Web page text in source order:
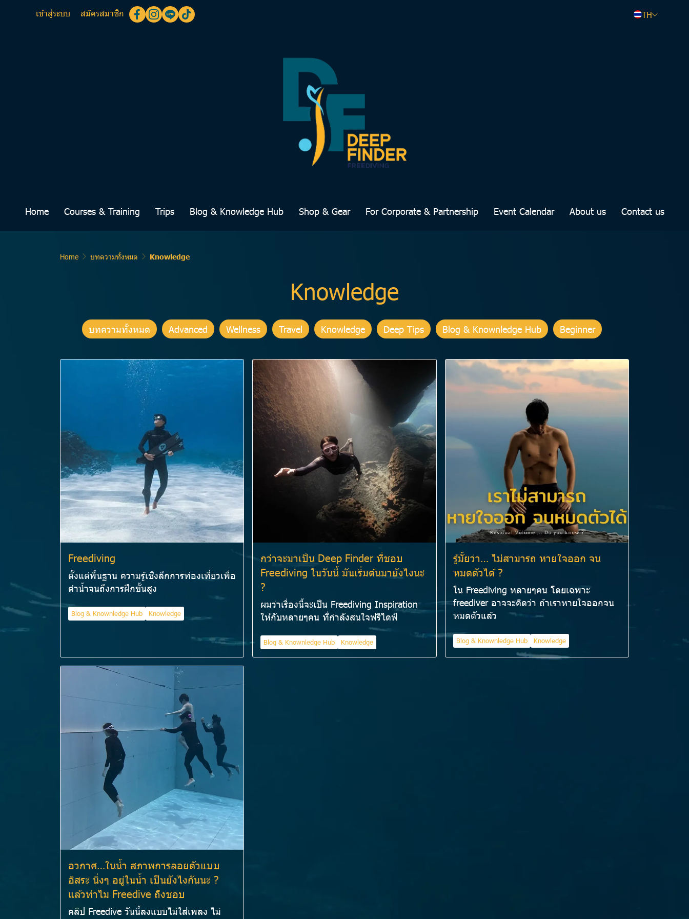
เข้าสู่ระบบ สมัครสมาชิก TH
Home Courses & Training Trips Blog & Knowledge Hub Shop & Gear For Corporate & Partnership Event Calendar About us Contact us
Home บทความทั้งหมด Knowledge
Knowledge
บทความทั้งหมด Advanced Wellness Travel Knowledge Deep Tips Blog & Knownledge Hub Beginner
Freediving
ตั้งแต่พื้นฐาน ความรู้เชิงลึกการท่องเที่ยวเพื่อ
ดำน้ำจนถึงการฝึกขั้นสูง
Blog & Knownledge Hub Knowledge
กว่าจะมาเป็น Deep Finder ที่ชอบ
Freediving ในวันนี้ มันเริ่มต้นมายังไงนะ
?
ผมว่าเรื่องนี้จะเป็น Freediving Inspiration
ให้กับหลายๆคน ที่กำลังสนใจฟรีไดฟ์
Blog & Knownledge Hub Knowledge
รู้มั้ยว่า… ไม่สามารถ หายใจออก จน
หมดตัวได้ ?
ใน Freediving หลายๆคน โดยเฉพาะ
freediver อาจจะคิดว่า ถ้าเราหายใจออกจน
หมดตัวแล้ว
Blog & Knownledge Hub Knowledge
อวกาศ…ในน้ำ สภาพการลอยตัวแบบ
อิสระ นิ่งๆ อยู่ในน้ำ เป็นยังไงกันนะ ?
แล้วทำไม Freedive ถึงชอบ
คลิป Freedive วันนี้ลงแบบไม่ใส่เพลง ไม่